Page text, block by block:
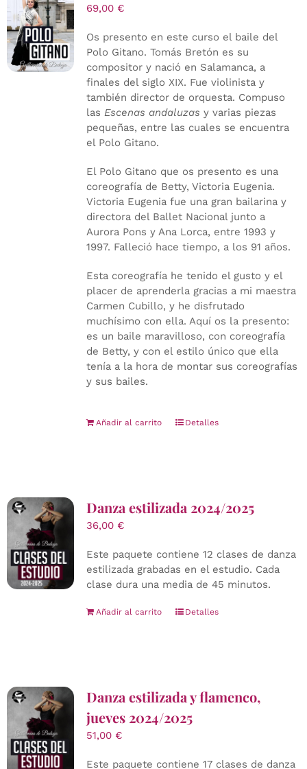
69,00 €
Os presento en este curso el baile del
Polo Gitano. Tomás Bretón es su
compositor y nació en Salamanca, a
finales del siglo XIX. Fue violinista y
también director de orquesta. Compuso
las Escenas andaluzas y varias piezas
pequeñas, entre las cuales se encuentra
el Polo Gitano.
El Polo Gitano que os presento es una
coreografía de Betty, Victoria Eugenia.
Victoria Eugenia fue una gran bailarina y
directora del Ballet Nacional junto a
Aurora Pons y Ana Lorca, entre 1993 y
1997. Falleció hace tiempo, a los 91 años.
Esta coreografía he tenido el gusto y el
placer de aprenderla gracias a mi maestra
Carmen Cubillo, y he disfrutado
muchísimo con ella. Aquí os la presento:
es un baile maravilloso, con coreografía
de Betty, y con el estilo único que ella
tenía a la hora de montar sus coreografías
y sus bailes.
Añadir al carrito Detalles
Danza estilizada 2024/2025
36,00 €
Este paquete contiene 12 clases de danza
estilizada grabadas en el estudio. Cada
clase dura una media de 45 minutos.
Añadir al carrito Detalles
Danza estilizada y flamenco,
jueves 2024/2025
51,00 €
Este paquete contiene 17 clases de danza